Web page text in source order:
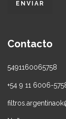
Contacto
5491160065758
+54 9 11 6006-